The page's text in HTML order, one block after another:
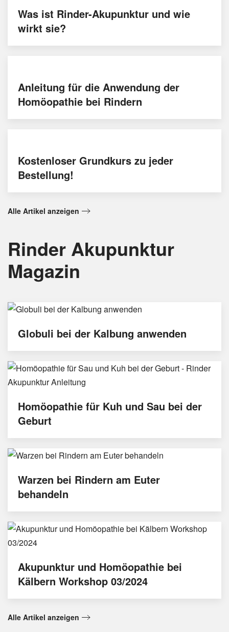
Was ist Rinder-Akupunktur und wie
wirkt sie?
Anleitung für die Anwendung der
Homöopathie bei Rindern
Kostenloser Grundkurs zu jeder
Bestellung!
Alle Artikel anzeigen
Rinder Akupunktur
Magazin
Globuli bei der Kalbung anwenden
Homöopathie für Kuh und Sau bei der
Geburt
Warzen bei Rindern am Euter
behandeln
Akupunktur und Homöopathie bei
Kälbern Workshop 03/2024
Alle Artikel anzeigen